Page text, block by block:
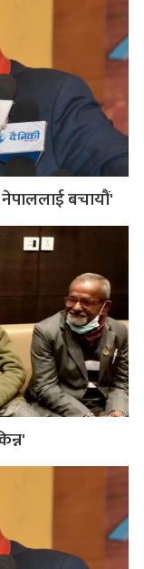
बचायौं'